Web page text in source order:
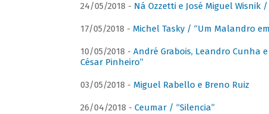
24/05/2018 - Ná Ozzetti e José Miguel Wisnik /
17/05/2018 - Michel Tasky / “Um Malandro
10/05/2018 - André Grabois, Leandro Cunha
César Pinheiro”
03/05/2018 - Miguel Rabello e Breno Ruiz
26/04/2018 - Ceumar / “Silencia”